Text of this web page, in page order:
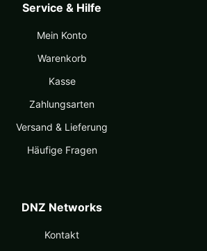
Service & Hilfe
Mein Konto
Warenkorb
Kasse
Zahlungsarten
Versand & Lieferung
Häufige Fragen
DNZ Networks
Kontakt